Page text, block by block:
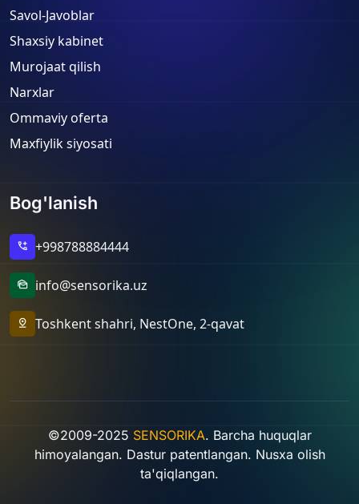
Savol-Javoblar
Shaxsiy kabinet
Murojaat qilish
Narxlar
Ommaviy oferta
Maxfiylik siyosati
Bog'lanish
add_call +998788884444
mark_as_unread info@sensorika.uz
pin_drop Toshkent shahri, NestOne, 2-qavat
©2009-2025 SENSORIKA. Barcha huquqlar
himoyalangan. Dastur patentlangan. Nusxa olish
ta'qiqlangan.